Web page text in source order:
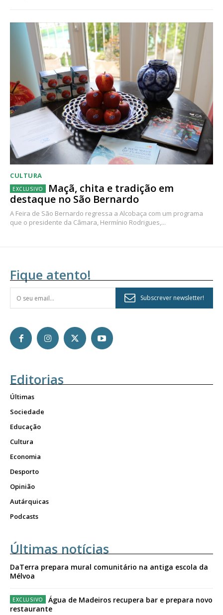
CULTURA
Maçã, chita e tradição em
destaque no São Bernardo
A Feira de São Bernardo regressa a Alcobaça com um programa
que o presidente da Câmara, Hermínio Rodrigues,...
Fique atento!
Subscrever newsletter!
Editorias
Últimas
Sociedade
Educação
Cultura
Economia
Desporto
Opinião
Autárquicas
Podcasts
Últimas notícias
DaTerra prepara mural comunitário na antiga escola da
Mélvoa
Água de Madeiros recupera bar e prepara novo
restaurante